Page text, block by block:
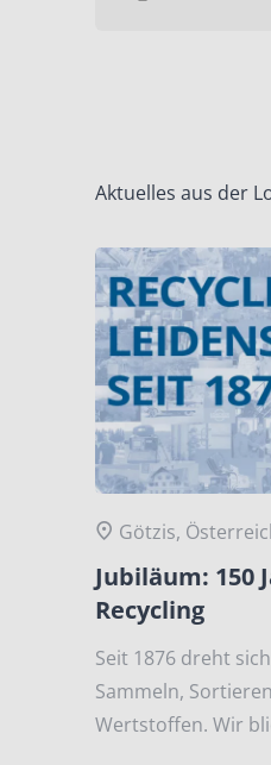
Aktuelles aus der
Götzis,
Jubiläum: 150
Recycling
Seit 1876 dreht
Sammeln,
Wertstoffen. Wir